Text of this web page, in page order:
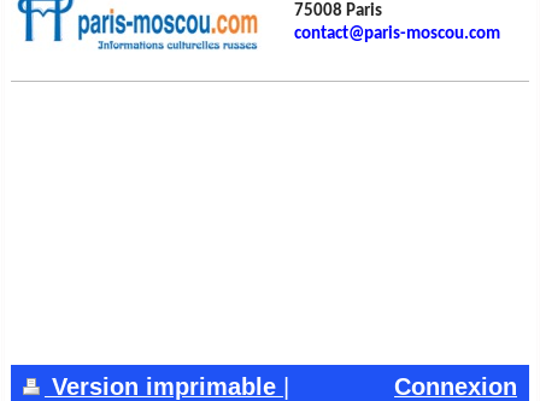
75008 Paris
contact@paris-moscou.com
Version imprimable |
Connexion